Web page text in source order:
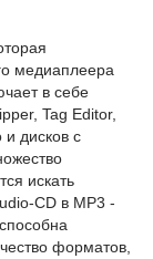
медиаплеера
в себе
Tag Editor,
и дисков с
искать
CD в MP3 -
форматов,